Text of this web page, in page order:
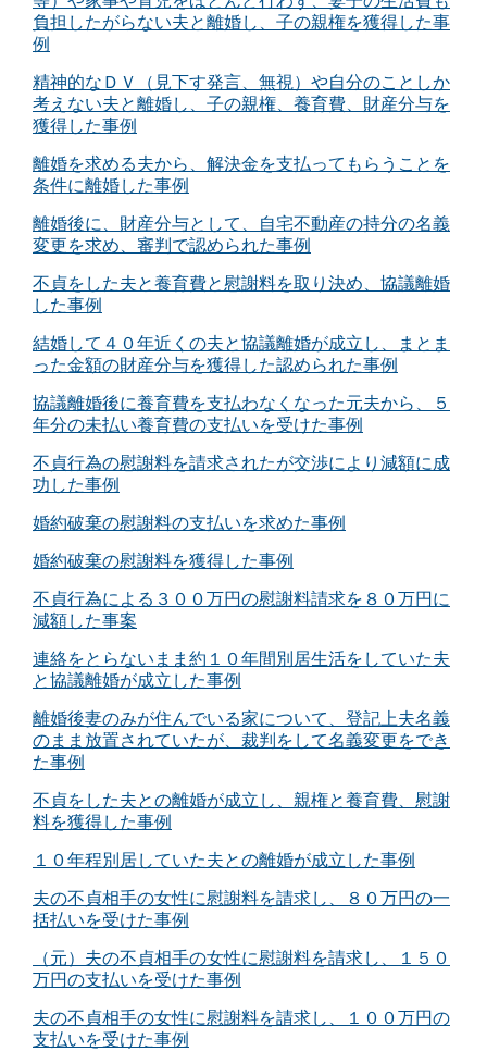
負担したがらない夫と離婚し、子の親権を獲得した事
例
精神的なＤＶ（見下す発言、無視）や自分のことしか
考えない夫と離婚し、子の親権、養育費、財産分与を
獲得した事例
離婚を求める夫から、解決金を支払ってもらうことを
条件に離婚した事例
離婚後に、財産分与として、自宅不動産の持分の名義
変更を求め、審判で認められた事例
不貞をした夫と養育費と慰謝料を取り決め、協議離婚
した事例
結婚して４０年近くの夫と協議離婚が成立し、まとま
った金額の財産分与を獲得した認められた事例
協議離婚後に養育費を支払わなくなった元夫から、５
年分の未払い養育費の支払いを受けた事例
不貞行為の慰謝料を請求されたが交渉により減額に成
功した事例
婚約破棄の慰謝料の支払いを求めた事例
婚約破棄の慰謝料を獲得した事例
不貞行為による３００万円の慰謝料請求を８０万円に
減額した事案
連絡をとらないまま約１０年間別居生活をしていた夫
と協議離婚が成立した事例
離婚後妻のみが住んでいる家について、登記上夫名義
のまま放置されていたが、裁判をして名義変更をでき
た事例
不貞をした夫との離婚が成立し、親権と養育費、慰謝
料を獲得した事例
１０年程別居していた夫との離婚が成立した事例
夫の不貞相手の女性に慰謝料を請求し、８０万円の一
括払いを受けた事例
（元）夫の不貞相手の女性に慰謝料を請求し、１５０
万円の支払いを受けた事例
夫の不貞相手の女性に慰謝料を請求し、１００万円の
支払いを受けた事例